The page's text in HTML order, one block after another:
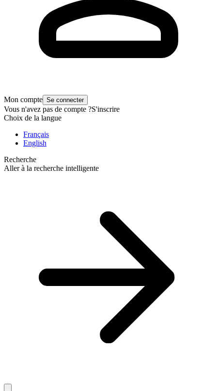
Mon compte Se connecter
Vous n'avez pas de compte ?S'inscrire
Choix de la langue
Français
English
Recherche
Aller à la recherche intelligente